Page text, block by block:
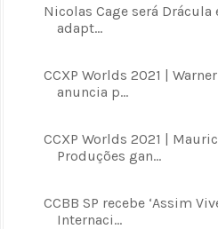
Nicolas Cage será
adapt...
CCXP Worlds 2021 |
anuncia p...
CCXP Worlds 2021 |
Produções gan...
CCBB SP recebe ‘Assim
Internaci...